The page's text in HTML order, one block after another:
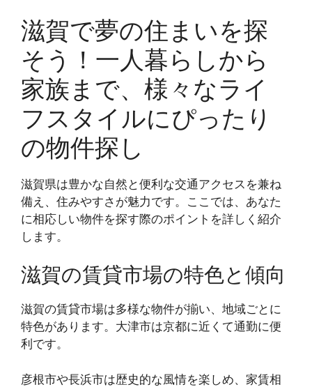
滋賀で夢の住まいを探
そう！一人暮らしから
家族まで、様々なライ
フスタイルにぴったり
の物件探し
滋賀県は豊かな自然と便利な交通アクセスを兼ね
備え、住みやすさが魅力です。ここでは、あなた
に相応しい物件を探す際のポイントを詳しく紹介
します。
滋賀の賃貸市場の特色と傾向
滋賀の賃貸市場は多様な物件が揃い、地域ごとに
特色があります。大津市は京都に近くて通勤に便
利です。
彦根市や長浜市は歴史的な風情を楽しめ、家賃相